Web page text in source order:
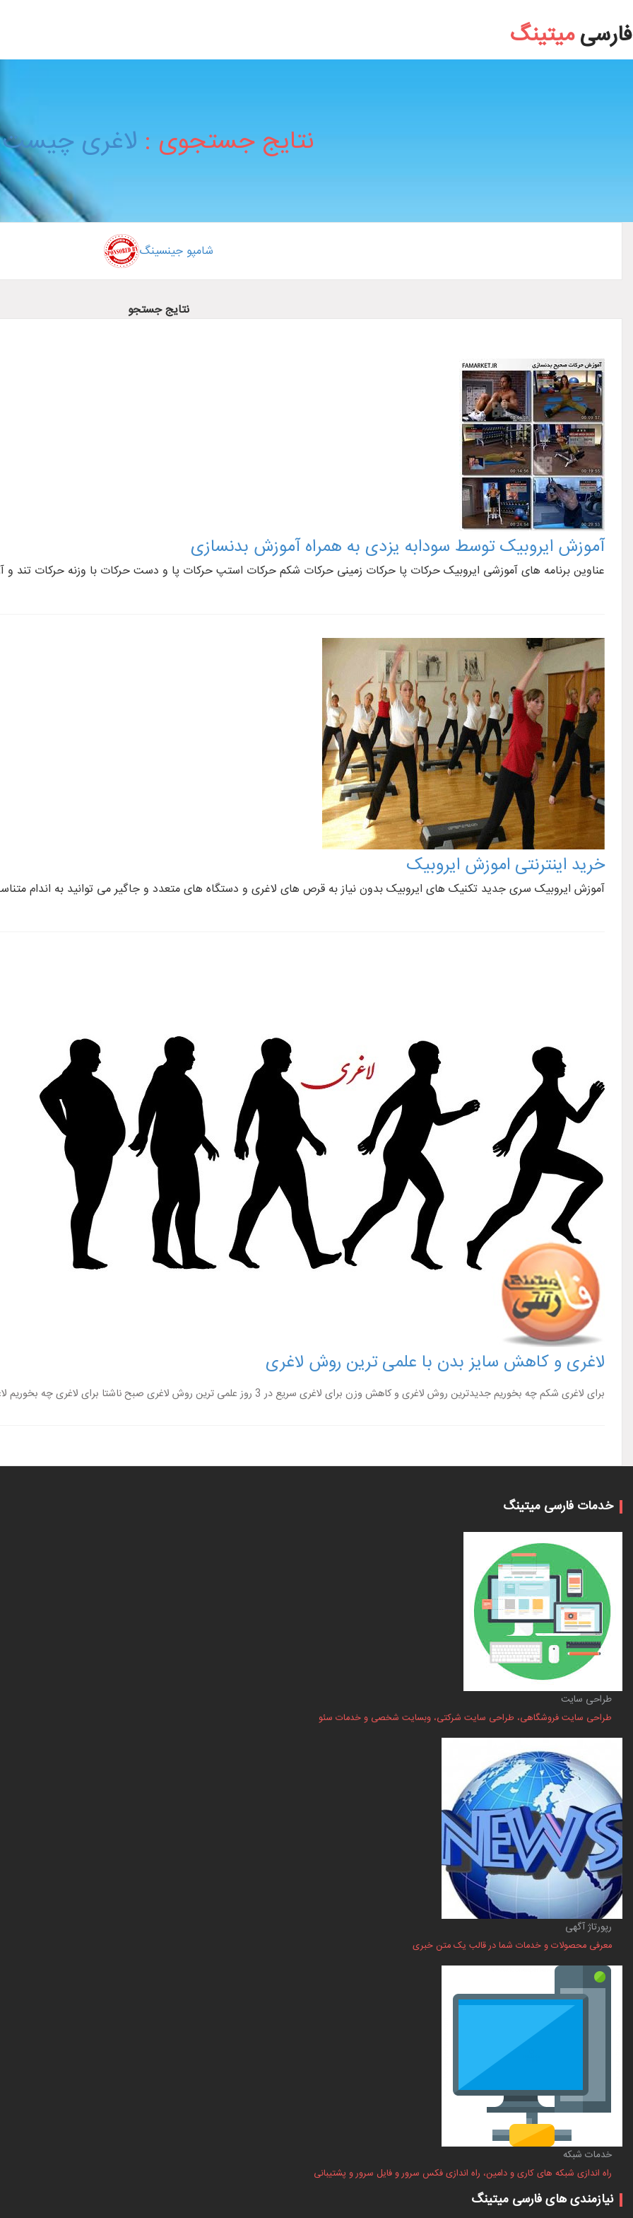
style
فارسیمیتینگ
نتایج جستجوی : لاغری چیست
شامپو جینسینگ
نتایج جستجو
آموزش ایروبیک توسط سودابه یزدی به همراه آموزش بدنسازی
عناوین برنامه های آموزشی ایروبیک حرکات پا حرکات زمینی حرکات شکم حرکات استپ حرکات پا و دست حرکات با وزنه حرکات تند و
خرید اینترنتی اموزش ایروبیک
آموزش ایروبیک سری جدید تکنیک های ایروبیک بدون نیاز به قرص های لاغری و دستگاه های متعدد و جاگیر می توانید به اندام
لاغری و کاهش سایز بدن با علمی ترین روش لاغری
برای لاغری شکم چه بخوریم جدیدترین روش لاغری و کاهش وزن برای لاغری سریع در 3 روز علمی ترین روش لاغری صبح ناشتا برای لاغری چه بخوریم لاغری چیس...
خدمات فارسی میتینگ
طراحی سایت
طراحی سایت فروشگاهی، طراحی سایت شرکتی، وبسایت شخصی و خدمات سئو
رپورتاژ آگهی
معرفی محصولات و خدمات شما در قالب یک متن خبری
خدمات شبکه
راه اندازی شبکه های کاری و دامین، راه اندازی فکس سرور و فایل سرور و پشتیبانی
نیازمندی های فارسی میتینگ